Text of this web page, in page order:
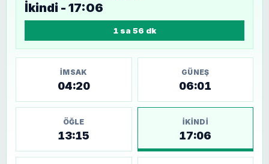
İkindi - 17:06
1 sa 56 dk
İMSAK
04:20
GÜNEŞ
06:01
ÖĞLE
13:15
İKINDI
17:06